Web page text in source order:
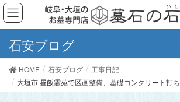
石安ブログ
HOME 石安ブログ
工事日記
大垣市 昼飯霊苑で区画整備、基礎コンクリート打ち